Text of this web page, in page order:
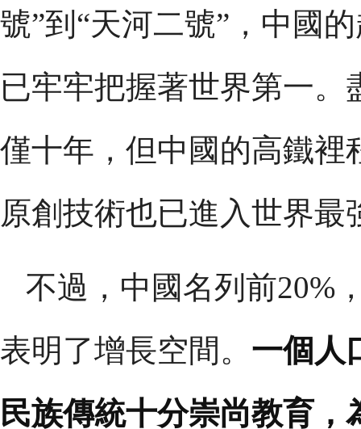
號”到“天河二號”，中國
已牢牢把握著世界第一
僅十年，但中國的高鐵裡
原創技術也已進入世界最
不過，中國名列前20%
表明了增長空間。 一個人
民族傳統十分崇尚教育